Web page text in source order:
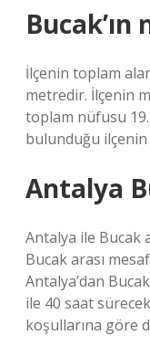
İlçenin toplam
metredir. İlçenin
toplam nüfusu
bulunduğu ilçenin
Antalya
Antalya ile Bucak
Bucak arası
Antalya’dan
ile 40 saat
koşullarına göre